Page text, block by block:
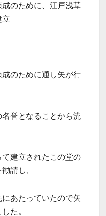
のために、江戸浅草
立
のために通し矢が行
誉となることから流
建立されたこの堂の
請し、
あたっていたので矢
た。